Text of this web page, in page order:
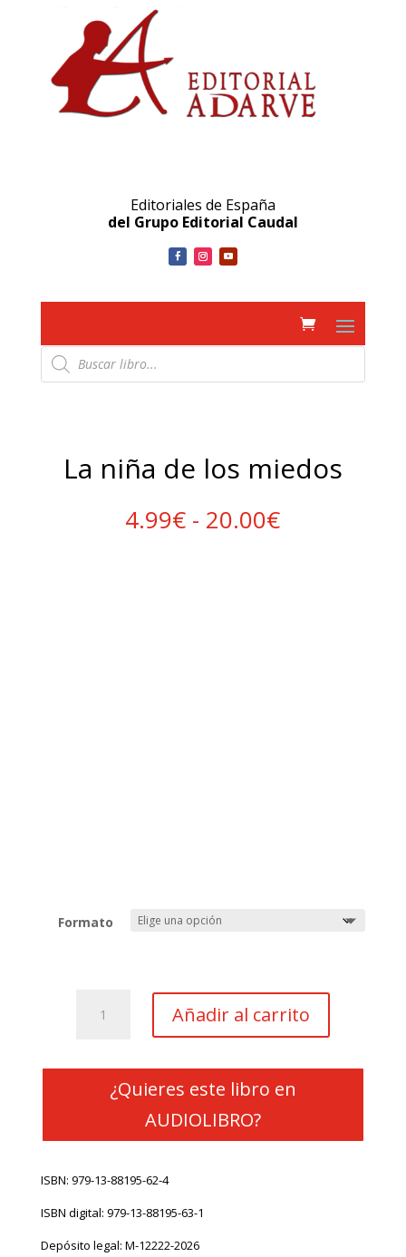
Editoriales de España
del Grupo Editorial Caudal
Búsqueda
de
productos
La niña de los miedos
4.99€ - 20.00€Rango
de
Formato
miedos
cantidad
Añadir al carrito
¿Quieres este libro en
AUDIOLIBRO?
ISBN: 979-13-88195-62-4
ISBN digital: 979-13-88195-63-1
Depósito legal: M-12222-2026